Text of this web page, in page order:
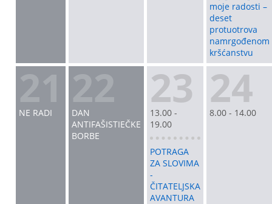
moje radosti –
deset
protuotrova
namrgođenom
kršćanstvu
NE RADI
DAN
ANTIFAŠISTIEČKE
BORBE
23
13.00 -
19.00
POTRAGA
ZA SLOVIMA
-
ČITATELJSKA
AVANTURA
24
8.00 - 14.00